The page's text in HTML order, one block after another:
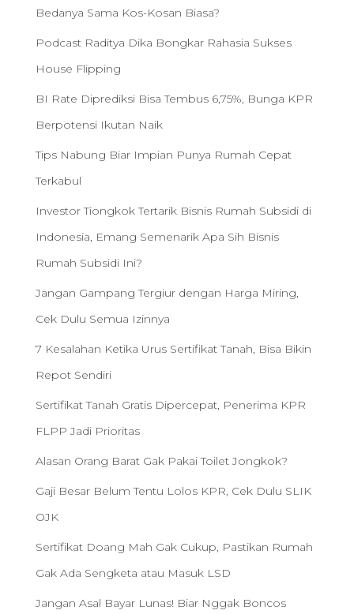
Bedanya Sama Kos-Kosan Biasa?
Podcast Raditya Dika Bongkar Rahasia Sukses
House Flipping
BI Rate Diprediksi Bisa Tembus 6,75%, Bunga KPR
Berpotensi Ikutan Naik
Tips Nabung Biar Impian Punya Rumah Cepat
Terkabul
Investor Tiongkok Tertarik Bisnis Rumah Subsidi di
Indonesia, Emang Semenarik Apa Sih Bisnis
Rumah Subsidi Ini?
Jangan Gampang Tergiur dengan Harga Miring,
Cek Dulu Semua Izinnya
7 Kesalahan Ketika Urus Sertifikat Tanah, Bisa Bikin
Repot Sendiri
Sertifikat Tanah Gratis Dipercepat, Penerima KPR
FLPP Jadi Prioritas
Alasan Orang Barat Gak Pakai Toilet Jongkok?
Gaji Besar Belum Tentu Lolos KPR, Cek Dulu SLIK
OJK
Sertifikat Doang Mah Gak Cukup, Pastikan Rumah
Gak Ada Sengketa atau Masuk LSD
Jangan Asal Bayar Lunas! Biar Nggak Boncos